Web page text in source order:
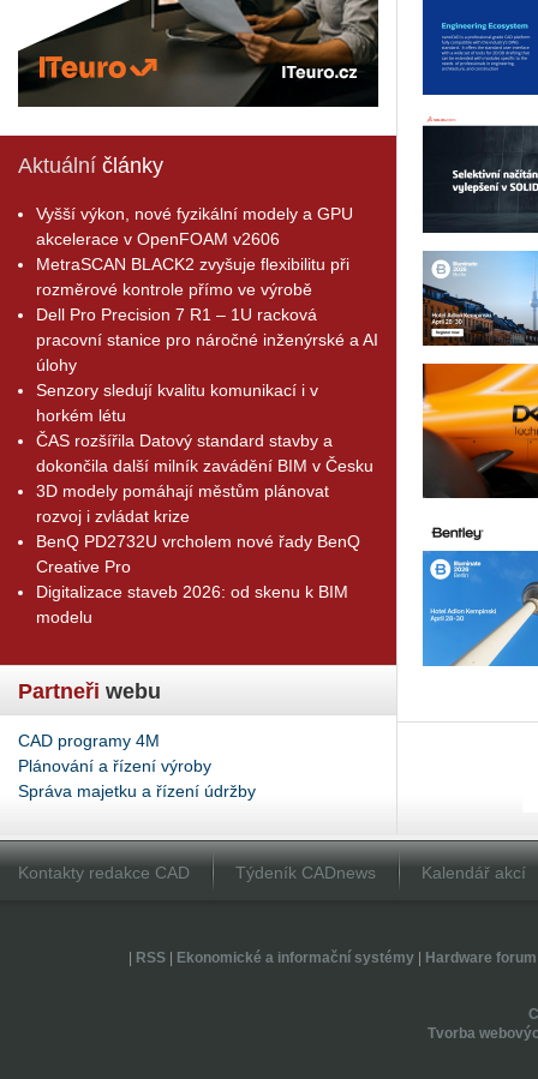
Aktuální články
Vyšší výkon, nové fyzikální modely a GPU
akcelerace v OpenFOAM v2606
MetraSCAN BLACK2 zvyšuje flexibilitu při
rozměrové kontrole přímo ve výrobě
Dell Pro Precision 7 R1 – 1U racková
pracovní stanice pro náročné inženýrské a AI
úlohy
Senzory sledují kvalitu komunikací i v
horkém létu
ČAS rozšířila Datový standard stavby a
dokončila další milník zavádění BIM v Česku
3D modely pomáhají městům plánovat
rozvoj i zvládat krize
BenQ PD2732U vrcholem nové řady BenQ
Creative Pro
Digitalizace staveb 2026: od skenu k BIM
modelu
Partneři webu
CAD programy 4M
Plánování a řízení výroby
Správa majetku a řízení údržby
Kontakty redakce CAD Týdeník CADnews Kalendář akcí
RSS| Ekonomické a informační systémy| Hardware forum
Tvorba